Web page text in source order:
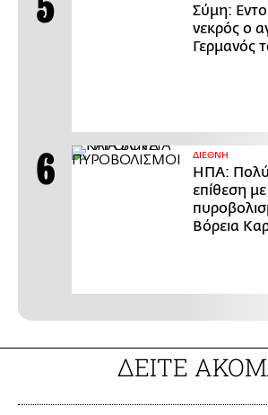
Σύμη:
νεκρός ο
Γερμανός
ΔΙΕΘΝΗ
ΗΠΑ:
επίθεση με
Βόρεια
ΔΕΙΤΕ